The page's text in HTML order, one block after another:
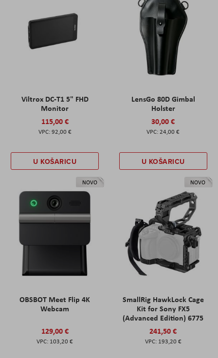
Viltrox DC-T1 5" FHD
Monitor
115,00 €
92,00 €
U KOŠARICU
LensGo 80D Gimbal
Holster
30,00 €
24,00 €
U KOŠARICU
NOVO
OBSBOT Meet Flip 4K
Webcam
129,00 €
103,20 €
NOVO
SmallRig HawkLock Cage
Kit for Sony FX5
(Advanced Edition) 6775
241,50 €
193,20 €